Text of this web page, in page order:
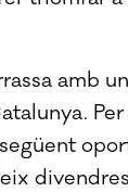
amb
Per